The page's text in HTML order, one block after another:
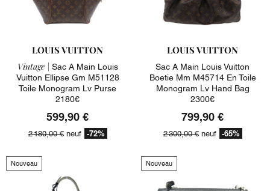
LOUIS VUITTON
Vintage | Sac A Main Louis
Vuitton Ellipse Gm M51128
Toile Monogram Lv Purse
2180€
599,90 €
2 180,00 €neuf -72%
LOUIS VUITTON
Sac A Main Louis Vuitton
Boetie Mm M45714 En Toile
Monogram Lv Hand Bag
2300€
799,90 €
2 300,00 €neuf -65%
Nouveau Nouveau